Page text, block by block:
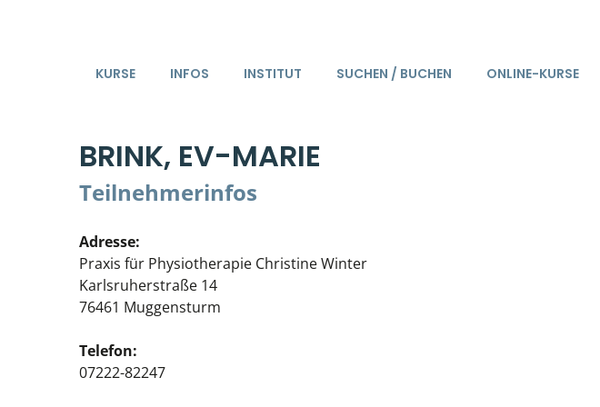
KURSE INFOS INSTITUT SUCHEN / BUCHEN ONLINE-KURSE
BRINK, EV-MARIE
Teilnehmerinfos
Adresse:
Praxis für Physiotherapie Christine Winter
Karlsruherstraße 14
76461 Muggensturm
Telefon:
07222-82247